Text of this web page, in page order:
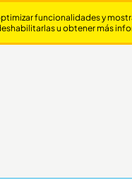
funcionalidades y
u obtener más